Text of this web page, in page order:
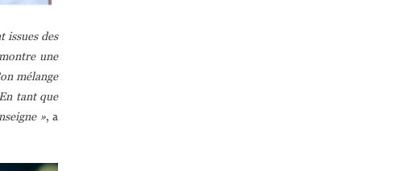
issues des
une
mélange
tant que
», a